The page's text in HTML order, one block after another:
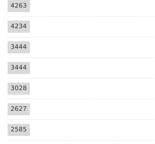
4263
4234
3444
3444
3028
2627
2585